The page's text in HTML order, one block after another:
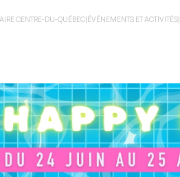
CENTRE-DU-QUÉBEC|ÉVÉNEMENTS ET ACTIVITÉS|